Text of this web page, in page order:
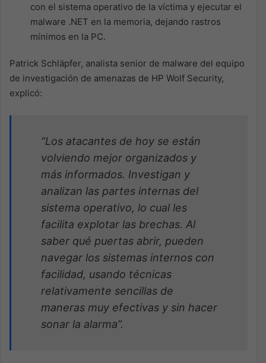
con el sistema operativo de la víctima y ejecutar el
malware .NET en la memoria, dejando rastros
mínimos en la PC.
Patrick Schläpfer, analista senior de malware del equipo
de investigación de amenazas de HP Wolf Security,
explicó:
“Los atacantes de hoy se están
volviendo mejor organizados y
más informados. Investigan y
analizan las partes internas del
sistema operativo, lo cual les
facilita explotar las brechas. Al
saber qué puertas abrir, pueden
navegar los sistemas internos con
facilidad, usando técnicas
relativamente sencillas de
maneras muy efectivas y sin hacer
sonar la alarma”.